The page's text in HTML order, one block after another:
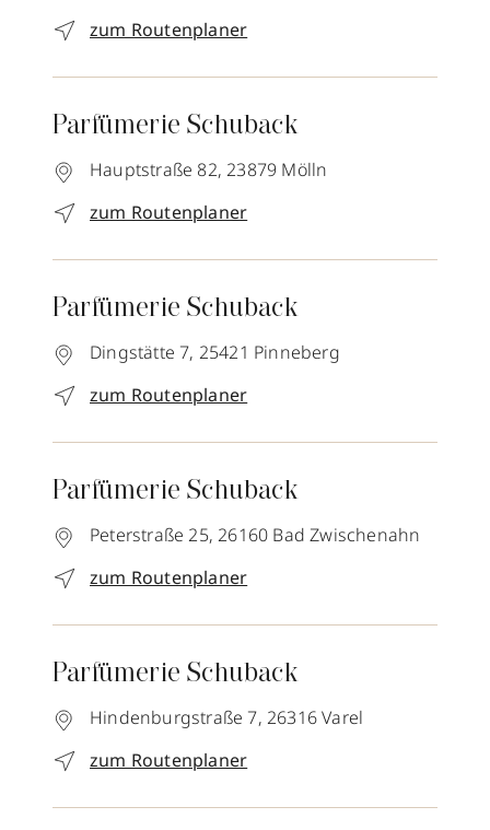
zum Routenplaner
Parfümerie Schuback
Hauptstraße 82, 23879 Mölln
zum Routenplaner
Parfümerie Schuback
Dingstätte 7, 25421 Pinneberg
zum Routenplaner
Parfümerie Schuback
Peterstraße 25, 26160 Bad Zwischenahn
zum Routenplaner
Parfümerie Schuback
Hindenburgstraße 7, 26316Varel
zum Routenplaner